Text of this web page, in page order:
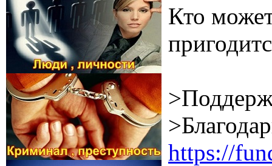
Кто
https://